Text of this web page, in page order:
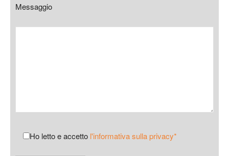
Messaggio
Ho letto e accetto l'informativa sulla privacy*